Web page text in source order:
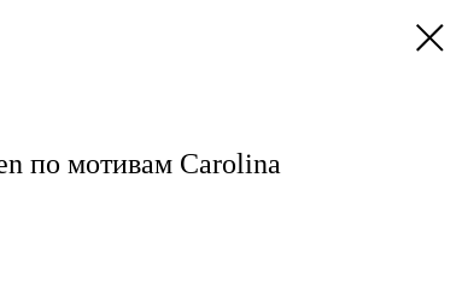
по мотивам Carolina